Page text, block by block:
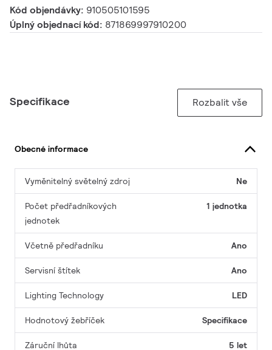
Kód objendávky: 910505101595
Úplný objednací kód: 871869997910200
Specifikace Rozbalit vše
Obecné informace
Vyměnitelný světelný zdroj Ne
Počet předřadníkových
jednotek
1 jednotka
Včetně předřadníku Ano
Servisní štítek Ano
Lighting Technology LED
Hodnotový žebříček Specifikace
Záruční lhůta 5 let